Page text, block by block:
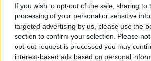
If you wish to opt-out of the sale, sharing to
processing of your personal or sensitive
targeted advertising by us, please use the
section to confirm your selection. Please
opt-out request is processed you may
interest-based ads based on personal
περίπτωση που μια από τις δύο
επίθεση.
Παράλληλα, επέκρινε την στάση